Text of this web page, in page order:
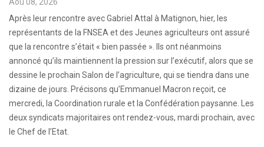
Après leur rencontre avec Gabriel Attal à Matignon, hier, les
représentants de la FNSEA et des Jeunes agriculteurs ont assuré
que la rencontre s’était « bien passée ». Ils ont néanmoins
annoncé qu’ils maintiennent la pression sur l’exécutif, alors que se
dessine le prochain Salon de l’agriculture, qui se tiendra dans une
dizaine de jours. Précisons qu’Emmanuel Macron reçoit, ce
mercredi, la Coordination rurale et la Confédération paysanne. Les
deux syndicats majoritaires ont rendez-vous, mardi prochain, avec
le Chef de l’Etat.